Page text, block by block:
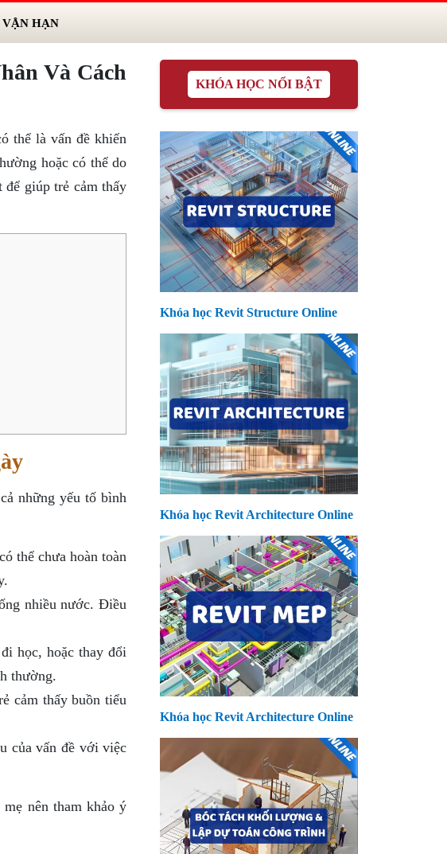
VẬN HẠN
Và Cách
thể là vấn đề khiến
hoặc có thể do
để giúp trẻ cảm thấy
những yếu tố bình
thể chưa hoàn toàn
nhiều nước. Điều
học, hoặc thay đổi
thường.
cảm thấy buồn tiểu
của vấn đề với việc
nên tham khảo ý
KHÓA HỌC NỔI BẬT
Khóa học Revit Structure Online
Khóa học Revit Architecture Online
Khóa học Revit Architecture Online